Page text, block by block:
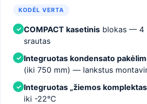
KODĖL VERTA
✓ COMPACT kasetinis blokas — 4
srautas
✓ Integruotas kondensato
(iki 750 mm) — lankstus
✓ Integruotas „žiemos
iki -22°C